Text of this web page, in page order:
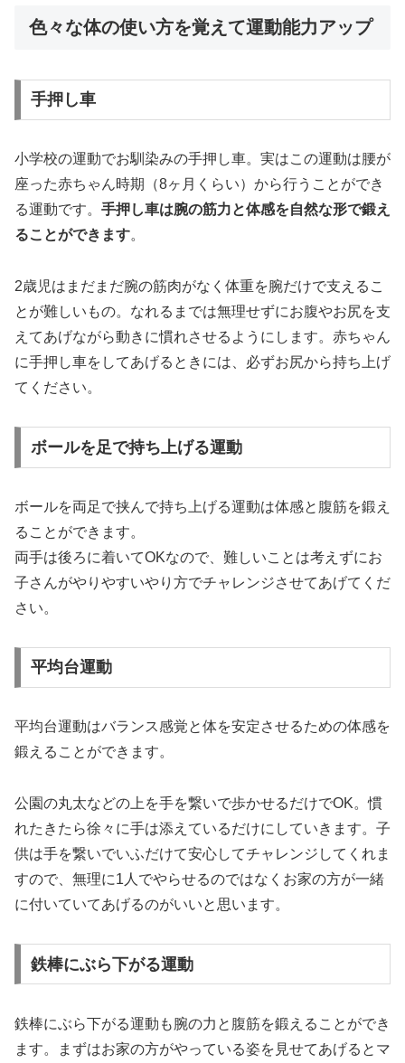
色々な体の使い方を覚えて運動能力アップ
手押し車
小学校の運動でお馴染みの手押し車。実はこの運動は腰が
座った赤ちゃん時期（8ヶ月くらい）から行うことができ
る運動です。 手押し車は腕の筋力と体感を自然な形で鍛え
ることができます。
2歳児はまだまだ腕の筋肉がなく体重を腕だけで支えるこ
とが難しいもの。なれるまでは無理せずにお腹やお尻を支
えてあげながら動きに慣れさせるようにします。赤ちゃん
に手押し車をしてあげるときには、必ずお尻から持ち上げ
てください。
ボールを足で持ち上げる運動
ボールを両足で挟んで持ち上げる運動は体感と腹筋を鍛え
ることができます。
両手は後ろに着いてOKなので、難しいことは考えずにお
子さんがやりやすいやり方でチャレンジさせてあげてくだ
さい。
平均台運動
平均台運動はバランス感覚と体を安定させるための体感を
鍛えることができます。
公園の丸太などの上を手を繋いで歩かせるだけでOK。慣
れたきたら徐々に手は添えているだけにしていきます。子
供は手を繋いでいふだけて安心してチャレンジしてくれま
すので、無理に1人でやらせるのではなくお家の方が一緒
に付いていてあげるのがいいと思います。
鉄棒にぶら下がる運動
鉄棒にぶら下がる運動も腕の力と腹筋を鍛えることができ
ます。まずはお家の方がやっている姿を見せてあげるとマ